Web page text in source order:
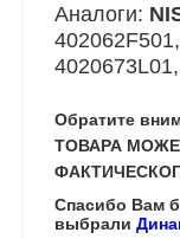
Аналоги:
4020673L01,
Обратите
ТОВАРА
Спасибо Вам
выбрали